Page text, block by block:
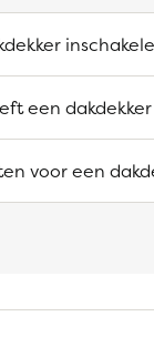
een
voor een